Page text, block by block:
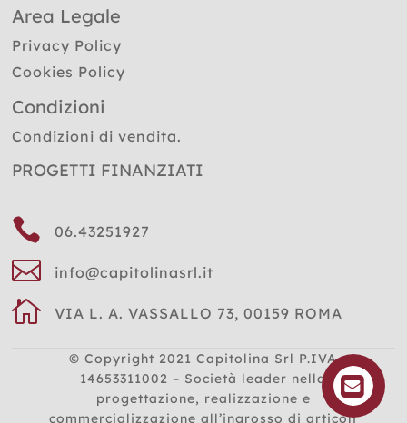
Area Legale
Privacy Policy
Cookies Policy
Condizioni
Condizioni di vendita.
PROGETTI FINANZIATI
 06.43251927
 info@capitolinasrl.it
 VIA L. A. VASSALLO 73, 00159 ROMA
© Copyright 2021Capitolina Srl P.IVA
14653311002 – Società leader nella
progettazione, realizzazione e
commercializzazione all’ingrosso di articoli